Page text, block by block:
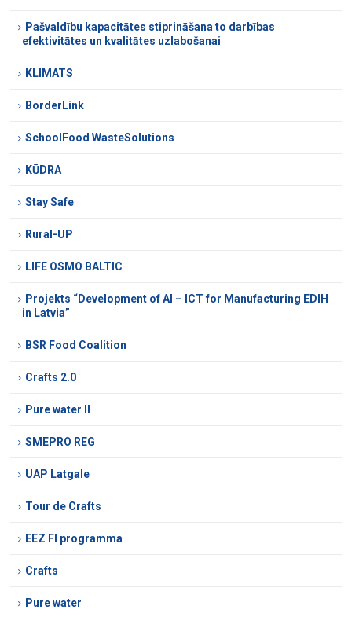
Pašvaldību kapacitātes stiprināšana to darbības
efektivitātes un kvalitātes uzlabošanai
KLIMATS
BorderLink
SchoolFood WasteSolutions
KŪDRA
Stay Safe
Rural-UP
LIFE OSMO BALTIC
Projekts “Development of AI – ICT for Manufacturing EDIH
in Latvia”
BSR Food Coalition
Crafts 2.0
Pure water II
SMEPRO REG
UAP Latgale
Tour de Crafts
EEZ FI programma
Crafts
Pure water